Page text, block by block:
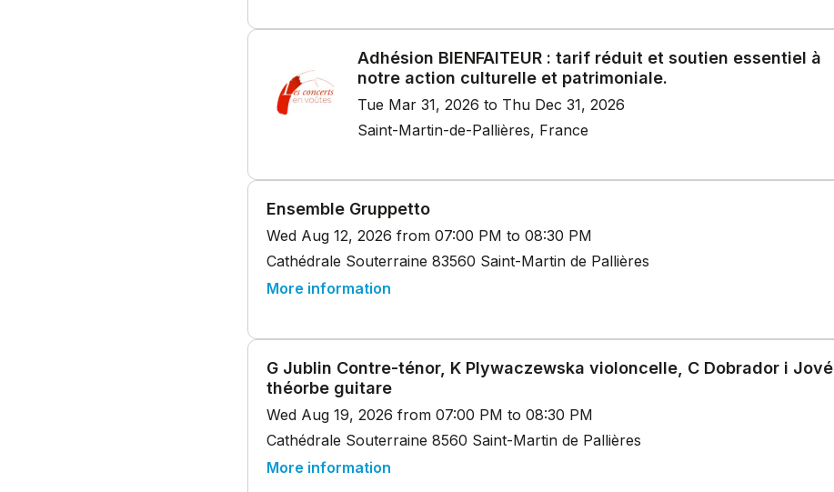
Adhésion BIENFAITEUR : tarif réduit et soutien essentiel à
notre action culturelle et patrimoniale.
Tue Mar 31, 2026 to Thu Dec 31, 2026
Saint-Martin-de-Pallières, France
Ensemble Gruppetto
Wed Aug 12, 2026 from 07:00 PM to 08:30 PM
Cathédrale Souterraine 83560 Saint-Martin de Pallières
More information
G Jublin Contre-ténor, K Plywaczewska violoncelle, C Dobrador i Jové
théorbe guitare
Wed Aug 19, 2026 from 07:00 PM to 08:30 PM
Cathédrale Souterraine 8560 Saint-Martin de Pallières
More information